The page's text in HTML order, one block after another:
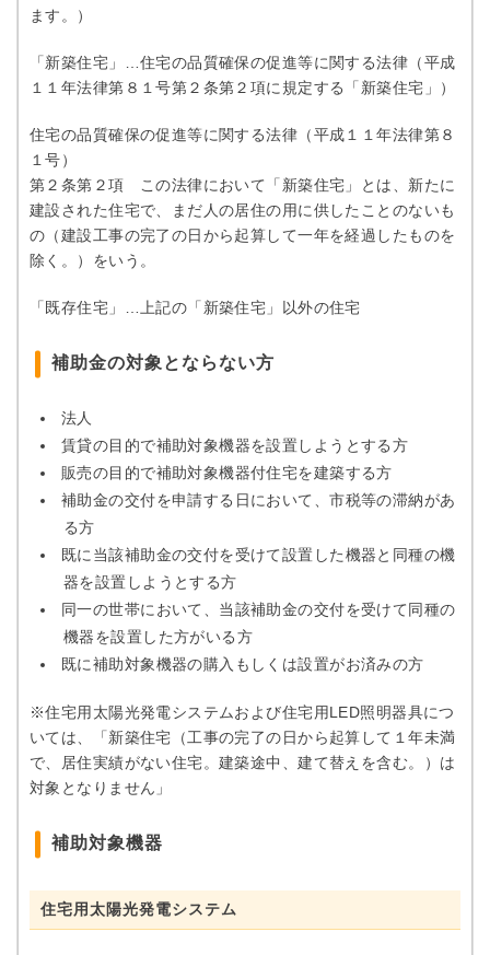
ます。）
「新築住宅」…住宅の品質確保の促進等に関する法律（平成
１１年法律第８１号第２条第２項に規定する「新築住宅」）
住宅の品質確保の促進等に関する法律（平成１１年法律第８
１号）
第２条第２項 この法律において「新築住宅」とは、新たに
建設された住宅で、まだ人の居住の用に供したことのないも
の（建設工事の完了の日から起算して一年を経過したものを
除く。）をいう。
「既存住宅」…上記の「新築住宅」以外の住宅
補助金の対象とならない方
法人
賃貸の目的で補助対象機器を設置しようとする方
販売の目的で補助対象機器付住宅を建築する方
補助金の交付を申請する日において、市税等の滞納があ
る方
既に当該補助金の交付を受けて設置した機器と同種の機
器を設置しようとする方
同一の世帯において、当該補助金の交付を受けて同種の
機器を設置した方がいる方
既に補助対象機器の購入もしくは設置がお済みの方
※住宅用太陽光発電システムおよび住宅用LED照明器具につ
いては、「新築住宅（工事の完了の日から起算して１年未満
で、居住実績がない住宅。建築途中、建て替えを含む。）は
対象となりません」
補助対象機器
住宅用太陽光発電システム